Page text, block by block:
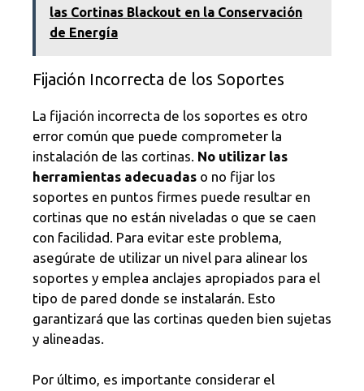
las Cortinas Blackout en la Conservación
de Energía
Fijación Incorrecta de los Soportes
La fijación incorrecta de los soportes es otro
error común que puede comprometer la
instalación de las cortinas. No utilizar las
herramientas adecuadas o no fijar los
soportes en puntos firmes puede resultar en
cortinas que no están niveladas o que se caen
con facilidad. Para evitar este problema,
asegúrate de utilizar un nivel para alinear los
soportes y emplea anclajes apropiados para el
tipo de pared donde se instalarán. Esto
garantizará que las cortinas queden bien sujetas
y alineadas.
Por último, es importante considerar el